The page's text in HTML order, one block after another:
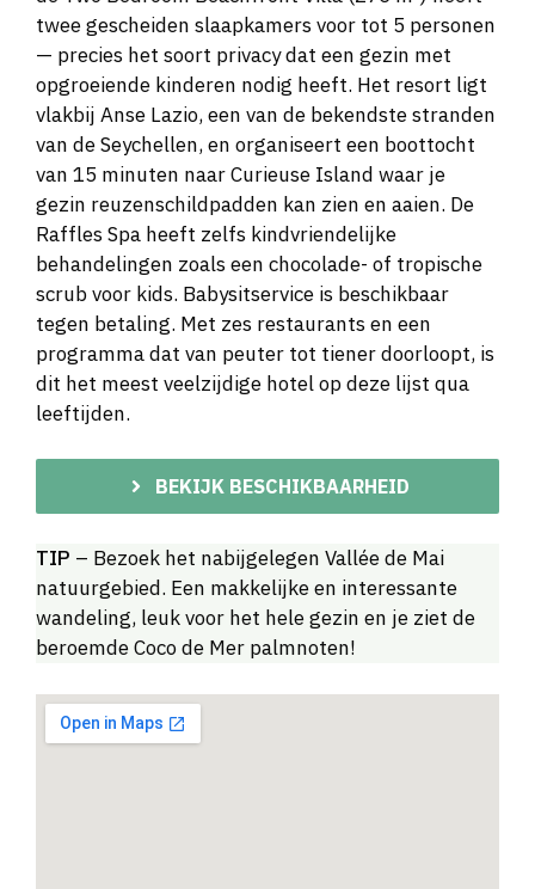
twee gescheiden slaapkamers voor tot 5 personen
— precies het soort privacy dat een gezin met
opgroeiende kinderen nodig heeft. Het resort ligt
vlakbij Anse Lazio, een van de bekendste stranden
van de Seychellen, en organiseert een boottocht
van 15 minuten naar Curieuse Island waar je
gezin reuzenschildpadden kan zien en aaien. De
Raffles Spa heeft zelfs kindvriendelijke
behandelingen zoals een chocolade- of tropische
scrub voor kids. Babysitservice is beschikbaar
tegen betaling. Met zes restaurants en een
programma dat van peuter tot tiener doorloopt, is
dit het meest veelzijdige hotel op deze lijst qua
leeftijden.
BEKIJK BESCHIKBAARHEID
TIP – Bezoek het nabijgelegen Vallée de Mai
natuurgebied. Een makkelijke en interessante
wandeling, leuk voor het hele gezin en je ziet de
beroemde Coco de Mer palmnoten!